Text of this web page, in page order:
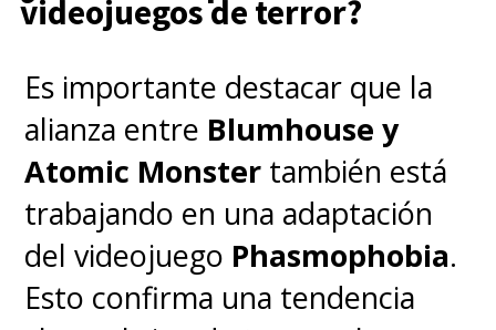
videojuegos de terror?
Es importante destacar que la
alianza entre Blumhouse y
Atomic Monster también está
trabajando en una adaptación
del videojuego Phasmophobia.
Esto confirma una tendencia